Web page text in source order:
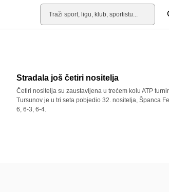
Pretraga
Stradala još četiri nositelja
Četiri nositelja su zaustavljena u trećem kolu ATP
Tursunov je u tri seta pobjedio 32. nositelja, Španca
6, 6-3, 6-4.